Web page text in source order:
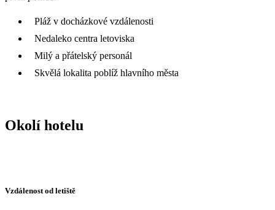
Pláž v docházkové vzdálenosti
Nedaleko centra letoviska
Milý a přátelský personál
Skvělá lokalita poblíž hlavního města
Okolí hotelu
Vzdálenost od letiště